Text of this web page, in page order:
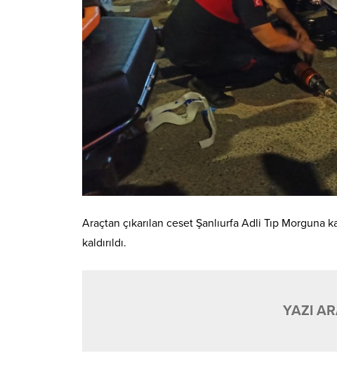
Araçtan çıkarılan ceset Şanlıurfa Adli Tıp Morguna
kaldırıldı.
YAZI